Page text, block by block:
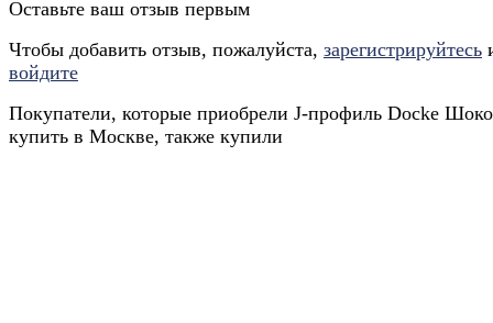
Оставьте ваш отзыв первым
Чтобы добавить отзыв, пожалуйста, зарегистрируйтесь
войдите
Покупатели, которые приобрели J-профиль Docke
купить в Москве, также купили